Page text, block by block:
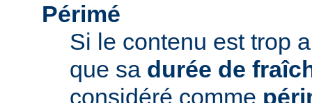
Périmé
Si le contenu est trop
que sa durée de
considéré comme